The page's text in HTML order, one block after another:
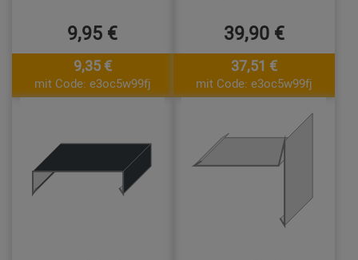
9,95 €
9,35 €
mit Code: e3oc5w99fj
39,90 €
37,51 €
mit Code: e3oc5w99fj